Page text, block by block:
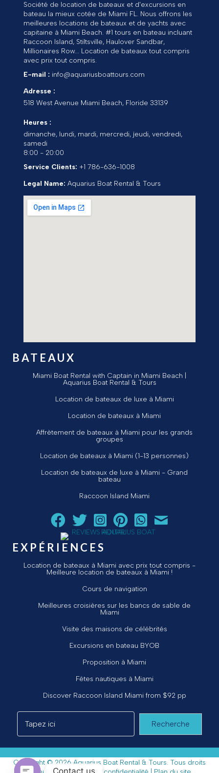
Société de location de bateaux et d'excursions en
bateau la mieux cotée de Miami FL. Nous offrons les
meilleures locations de bateaux et de yachts avec
capitaine à Miami Beach. #1 tours en bateau incluant
Raccoon Island, Stiltsville, Haulover Sandbar,
Millionaires Row... Location de bateaux tout compris
avec prix tout compris.
E-mail : info@aquariusboattours.com
Adresse :
518 West Avenue Miami Beach, Floride 33139
Heures :
dimanche, lundi, mardi, mercredi, jeudi, vendredi,
samedi
8:00 - 20:00
Service Clients: +1 786-636-1008
Legal Name: Aquarius Boat Rental & Tours
BATEAUX
Miami Boat Rental with Captain in Miami Beach |
Aquarius Boat Rental & Tours
Location de bateaux de luxe à Miami
Location de bateaux à Miami
Affrètement de bateaux à Miami pour les grands
groupes
Location de bateaux à Miami (1-13 personnes)
Location de bateaux de luxe à Miami - Grand
bateau
Raccoon Island Miami
Suivez Aquarius Boat Rental and Tours sur
Suivez Aquarius Boat Rental and Tours sur
Suivez Aquarius Boat Rental and Tours
Suivez Aquarius Boat Rental
Chat avec Aquarius Boat
Envoyez un
EXPÉRIENCES
Location de bateaux à Miami avec prix tout compris -
Meilleure location de bateaux à Miami !
Cours de navigation
Meilleures croisières sur les bancs de sable de
Miami
Visite des maisons de célébrités
Excursions en bateau BYOB
Proposition à Miami
Fêtes nautiques à Miami
Discover Raccoon Island Miami from $92 pp
Recherche
Copyright © 2026 Aquarius Boat Rental & Tours. Tous droits
Contact us